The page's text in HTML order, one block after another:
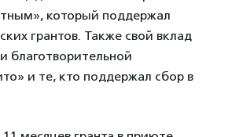
который поддержал
грантов. Также свой вклад
благотворительной
и те, кто поддержал сбор в